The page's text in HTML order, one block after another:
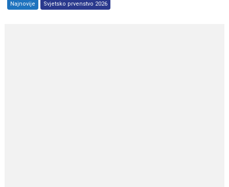
Najnovije Svjetsko prvenstvo 2026